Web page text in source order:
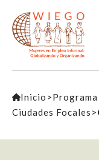
Inicio >
Ciudades Focales >